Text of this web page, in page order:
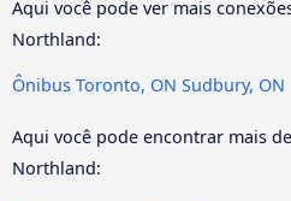
Aqui você pode ver mais
Northland:
Ônibus Toronto, ON Sudbury, ON
Aqui você pode encontrar mais
Northland: